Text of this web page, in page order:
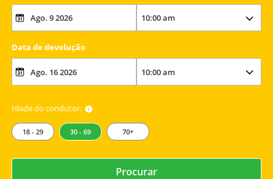
Data de devolução
Idade do condutor:
18 - 29 30 - 69 70+
Procurar